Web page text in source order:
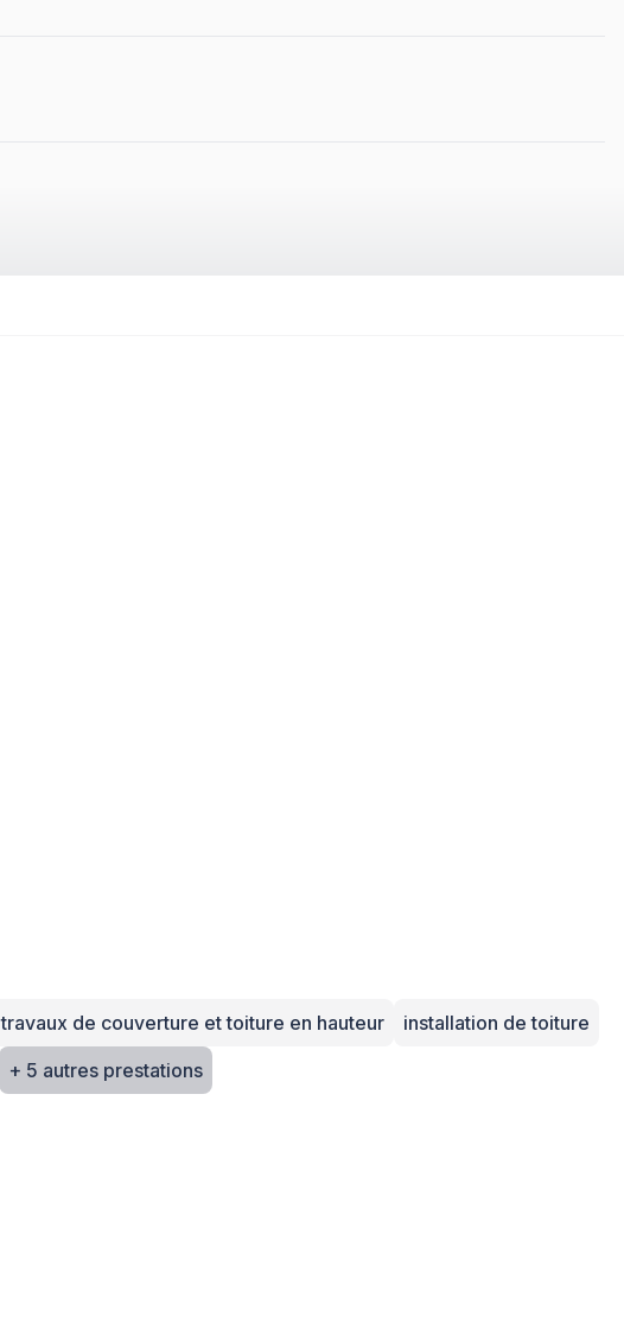
travaux de couverture et toiture en hauteur
installation de toiture
+ 5 autres prestations